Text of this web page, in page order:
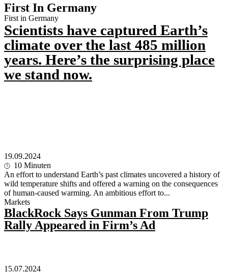
First In Germany
First in Germany
Scientists have captured Earth’s
climate over the last 485 million
years. Here’s the surprising place
we stand now.
19.09.2024
10 Minuten
An effort to understand Earth’s past climates uncovered a history of
wild temperature shifts and offered a warning on the consequences
of human-caused warming. An ambitious effort to...
Markets
BlackRock Says Gunman From Trump
Rally Appeared in Firm’s Ad
15.07.2024